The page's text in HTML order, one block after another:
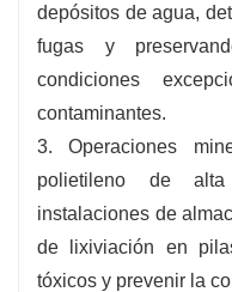
depósitos de agua,
fugas y
condiciones
contaminantes.
3. Operaciones
polietileno de
instalaciones de
de lixiviación en
tóxicos y prevenir la